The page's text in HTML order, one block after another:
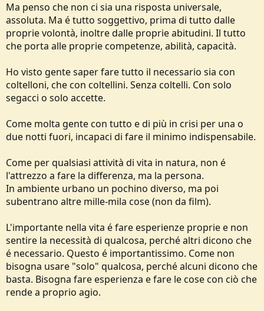
Ma penso che non ci sia una risposta universale,
assoluta. Ma é tutto soggettivo, prima di tutto dalle
proprie volontà, inoltre dalle proprie abitudini. Il tutto
che porta alle proprie competenze, abilità, capacità.
Ho visto gente saper fare tutto il necessario sia con
coltelloni, che con coltellini. Senza coltelli. Con solo
segacci o solo accette.
Come molta gente con tutto e di più in crisi per una o
due notti fuori, incapaci di fare il minimo indispensabile.
Come per qualsiasi attività di vita in natura, non é
l'attrezzo a fare la differenza, ma la persona.
In ambiente urbano un pochino diverso, ma poi
subentrano altre mille-mila cose (non da film).
L'importante nella vita é fare esperienze proprie e non
sentire la necessità di qualcosa, perché altri dicono che
é necessario. Questo é importantissimo. Come non
bisogna usare "solo" qualcosa, perché alcuni dicono che
basta. Bisogna fare esperienza e fare le cose con ciò che
rende a proprio agio.